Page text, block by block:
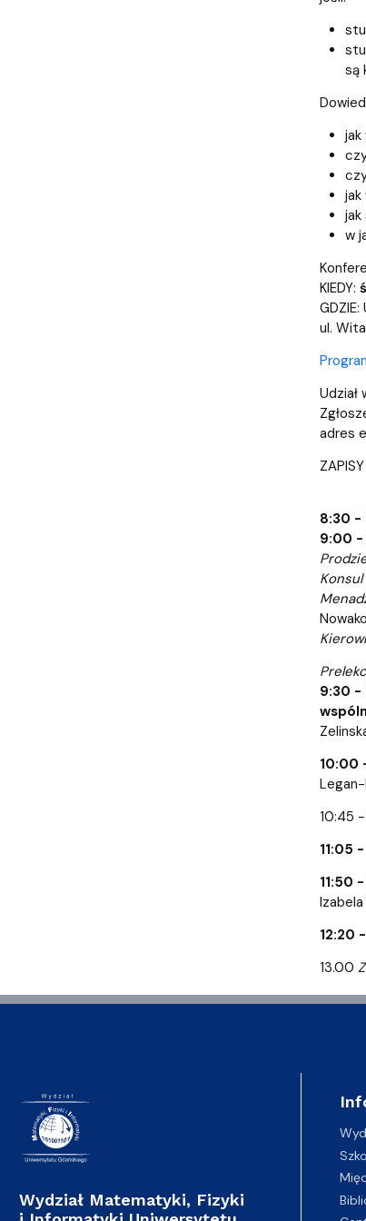
są
jak
w
KIEDY:
ul.
adres
8:30 -
9:00 -
9:30 -
10:00
Legan-
10:45 -
11:05
11:50
12:20
13.00
Wydział Matematyki, Fizyki